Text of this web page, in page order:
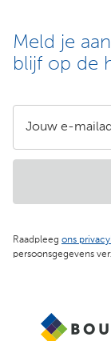
Meld je
blijf op de
Jouw e-
Raadpleeg ons
persoonsgegevens